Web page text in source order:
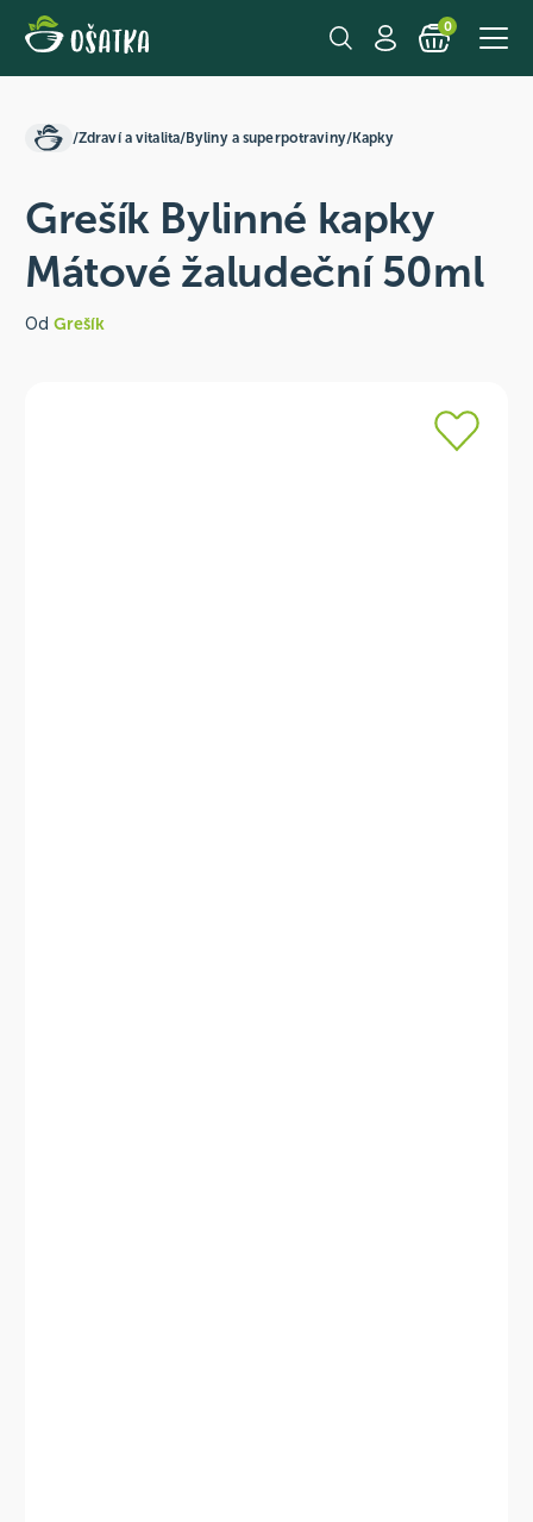
0
/Zdraví a vitalita/Byliny a superpotraviny/Kapky
Grešík Bylinné kapky
Mátové žaludeční 50ml
Od Grešík